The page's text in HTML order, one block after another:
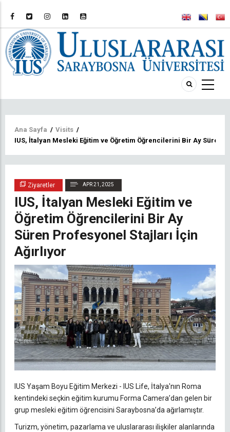
Sayfa
yolu
Ana Sayfa / Visits /
IUS, İtalyan Mesleki Eğitim ve Öğretim Öğrencilerini Bir Ay Süren
Ziyaretler APR 21, 2025
IUS, İtalyan Mesleki Eğitim ve
Öğretim Öğrencilerini Bir Ay
Süren Profesyonel Stajları İçin
Ağırlıyor
IUS Yaşam Boyu Eğitim Merkezi - IUS Life, İtalya'nın Roma
kentindeki seçkin eğitim kurumu Forma Camera’dan gelen bir
grup mesleki eğitim öğrencisini Saraybosna’da ağırlamıştır.
Turizm, yönetim, pazarlama ve uluslararası ilişkiler alanlarında